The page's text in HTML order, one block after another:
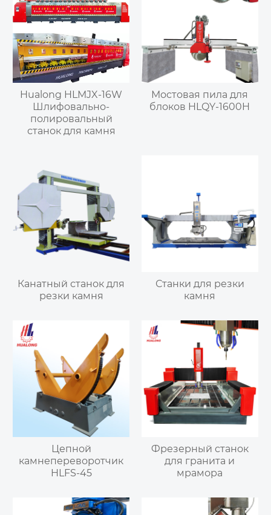
Hualong HLMJX-16W
Шлифовально-
полировальный
станок для камня
Мостовая пила для
блоков HLQY-1600H
Канатный станок для
резки камня
Станки для резки
камня
Цепной
камнепереворотчик
HLFS-45
Фрезерный станок
для гранита и
мрамора